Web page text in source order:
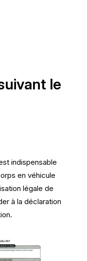
le
indispensable
en véhicule
légale de
à la déclaration